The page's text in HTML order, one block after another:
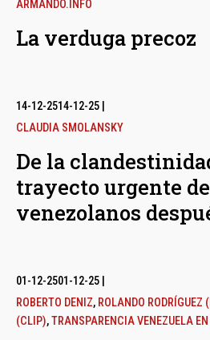
ARMANDO.INFO
La verduga precoz
14-12-2514-12-25
CLAUDIA SMOLANSKY
De la
trayecto urgente
venezolanos
01-12-2501-12-25
ROBERTO DENIZ, ROLANDO RODRÍGUEZ
(CLIP),TRANSPARENCIA VENEZUELA